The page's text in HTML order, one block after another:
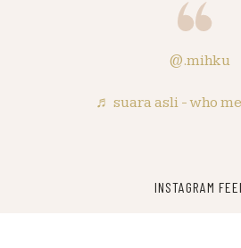
@.mihku
♬ suara asli - who
INSTAGRAM